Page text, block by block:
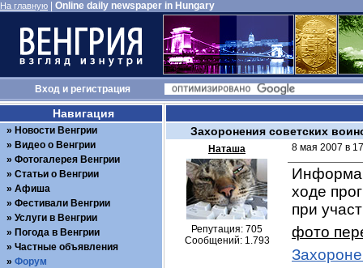
На главную Online daily newspaper in Hungary
Входи регистрация
Захоронения советских
Наташа
Репутация: 705
Сообщений: 1.793
8 мая 2007 в
ходе
при
фото
Навигация
Новости Венгрии
Видео о Венгрии
Фотогалерея Венгрии
Статьи о Венгрии
Афиша
Фестивали Венгрии
Услуги в Венгрии
Погода в Венгрии
Частные объявления
Форум